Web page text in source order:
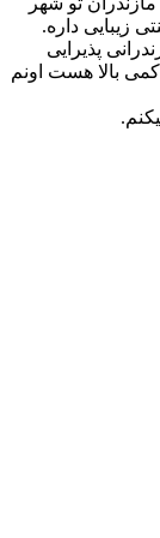
زیبایی داره.
پذیرایی
بالا هست اونم